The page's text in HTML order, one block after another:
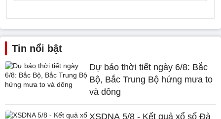
Tin nổi bật
Dự báo thời tiết ngày 6/8: Bắc
Bộ, Bắc Trung Bộ hứng mưa to
và dông
XSDNA 5/8 - Kết quả xổ số Đà